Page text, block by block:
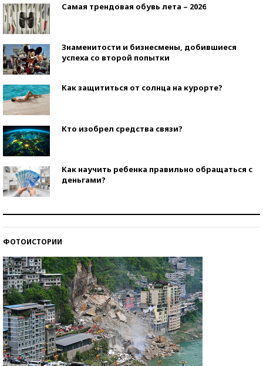
Самая трендовая обувь лета – 2026
Знаменитости и бизнесмены, добившиеся
успеха со второй попытки
Как защититься от солнца на курорте?
Кто изобрел средства связи?
Как научить ребенка правильно обращаться с
деньгами?
ФОТОИСТОРИИ